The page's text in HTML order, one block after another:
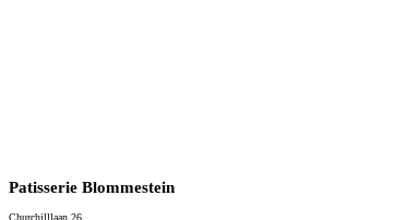
Patisserie Blommestein
Churchilllaan 26